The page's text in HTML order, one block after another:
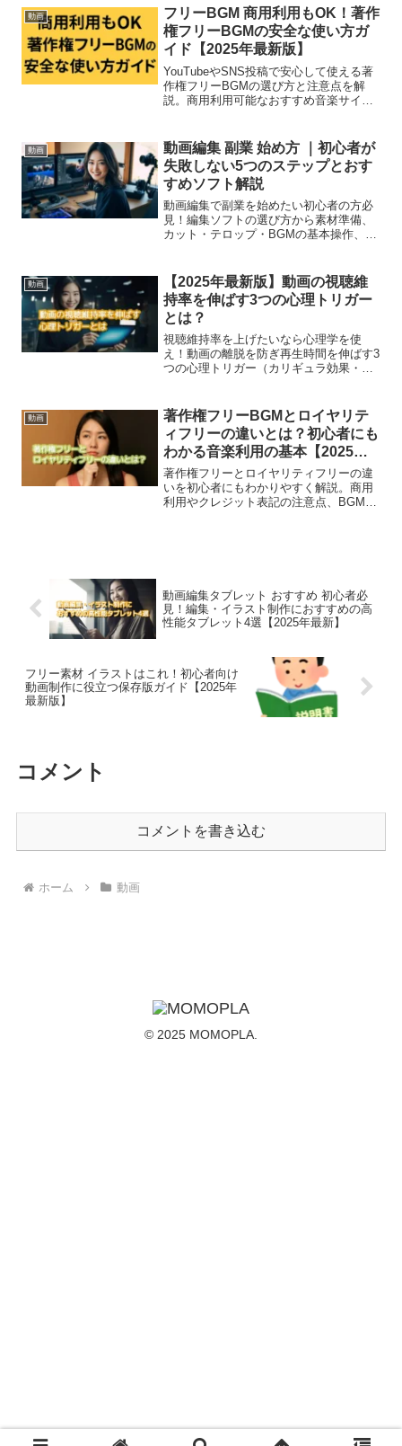
動画
フリーBGM 商用利用もOK！著作
権フリーBGMの安全な使い方ガ
イド【2025年最新版】
YouTubeやSNS投稿で安心して使える著
作権フリーBGMの選び方と注意点を解
説。商用利用可能なおすすめ音楽サイト
動画
動画編集 副業 始め方 ｜初心者が
失敗しない5つのステップとおす
すめソフト解説
動画編集で副業を始めたい初心者の方必
見！編集ソフトの選び方から素材準備、
カット・テロップ・BGMの基本操作、
す。
動画
【2025年最新版】動画の視聴維
持率を伸ばす3つの心理トリガー
とは？
視聴維持率を上げたいなら心理学を使
え！動画の離脱を防ぎ再生時間を伸ばす3
つの心理トリガー（カリギュラ効果・ツ
動画
著作権フリーBGMとロイヤリテ
ィフリーの違いとは？初心者にも
わかる音楽利用の基本【2025年
版】
著作権フリーとロイヤリティフリーの違
いを初心者にもわかりやすく解説。商用
利用やクレジット表記の注意点、BGM使
動画編集タブレット おすすめ 初心者必
見！編集・イラスト制作におすすめの高
性能タブレット4選【2025年最新】
フリー素材 イラストはこれ！初心者向け
動画制作に役立つ保存版ガイド【2025年
最新版】
コメント
コメントを書き込む
ホーム 動画
© 2025 MOMOPLA.